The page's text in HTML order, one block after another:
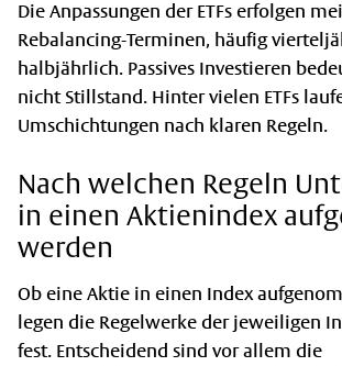
Die Anpassungen der ETFs erfolgen
Rebalancing-Terminen, häufig
halbjährlich. Passives Investieren
nicht Stillstand. Hinter vielen ETFs
Umschichtungen nach klaren Regeln.
Nach welchen Regeln
in einen Aktienindex
werden
Ob eine Aktie in einen Index
legen die Regelwerke der jeweiligen
fest. Entscheidend sind vor allem die